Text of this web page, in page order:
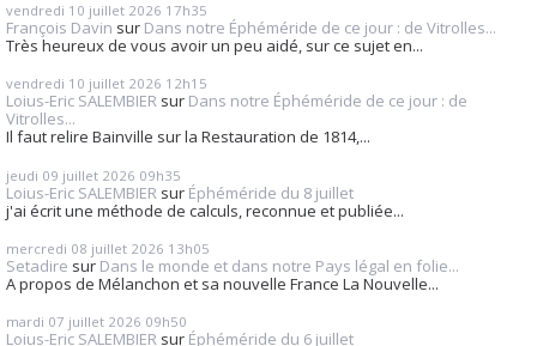
vendredi 10 juillet 2026 17h35
François Davin sur Dans notre Éphéméride de ce jour : de Vitrolles...
Très heureux de vous avoir un peu aidé, sur ce sujet en...
vendredi 10 juillet 2026 12h15
Loius-Eric SALEMBIER sur Dans notre Éphéméride de ce jour : de
Vitrolles...
Il faut relire Bainville sur la Restauration de 1814,...
jeudi 09 juillet 2026 09h35
Loius-Eric SALEMBIER sur Éphéméride du 8 juillet
j'ai écrit une méthode de calculs, reconnue et publiée...
mercredi 08 juillet 2026 13h05
Setadire sur Dans le monde et dans notre Pays légal en folie...
A propos de Mélanchon et sa nouvelle France La Nouvelle...
mardi 07 juillet 2026 09h50
Loius-Eric SALEMBIER sur Éphéméride du 6 juillet